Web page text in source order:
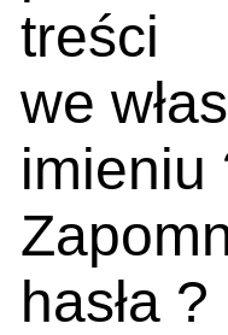
treści
we
imieniu
hasła ?